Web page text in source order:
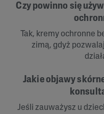
Czy powinno się
Tak, kremy ochronne
zimą, gdyż
Jakie objawy
Jeśli zauważysz u